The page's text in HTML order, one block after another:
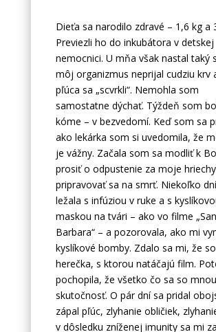
Dieťa sa narodilo zdravé – 1,6 kg a
Previezli ho do inkubátora v detskej
nemocnici. U mňa však nastal taký
môj organizmus neprijal cudziu krv
pľúca sa „scvrkli“. Nemohla som
samostatne dýchať. Týždeň som
kóme – v bezvedomí. Keď som sa
ako lekárka som si uvedomila, že
je vážny. Začala som sa modliť k
prosiť o odpustenie za moje
pripravovať sa na smrť. Niekoľko
ležala s infúziou v ruke a s
maskou na tvári – ako vo filme
Barbara“ – a pozorovala, ako mi
kyslíkové bomby. Zdalo sa mi, že
herečka, s ktorou natáčajú film.
pochopila, že všetko čo sa so
skutočnosť. O pár dní sa pridal
zápal pľúc, zlyhanie obličiek,
v dôsledku zníženej imunity sa mi